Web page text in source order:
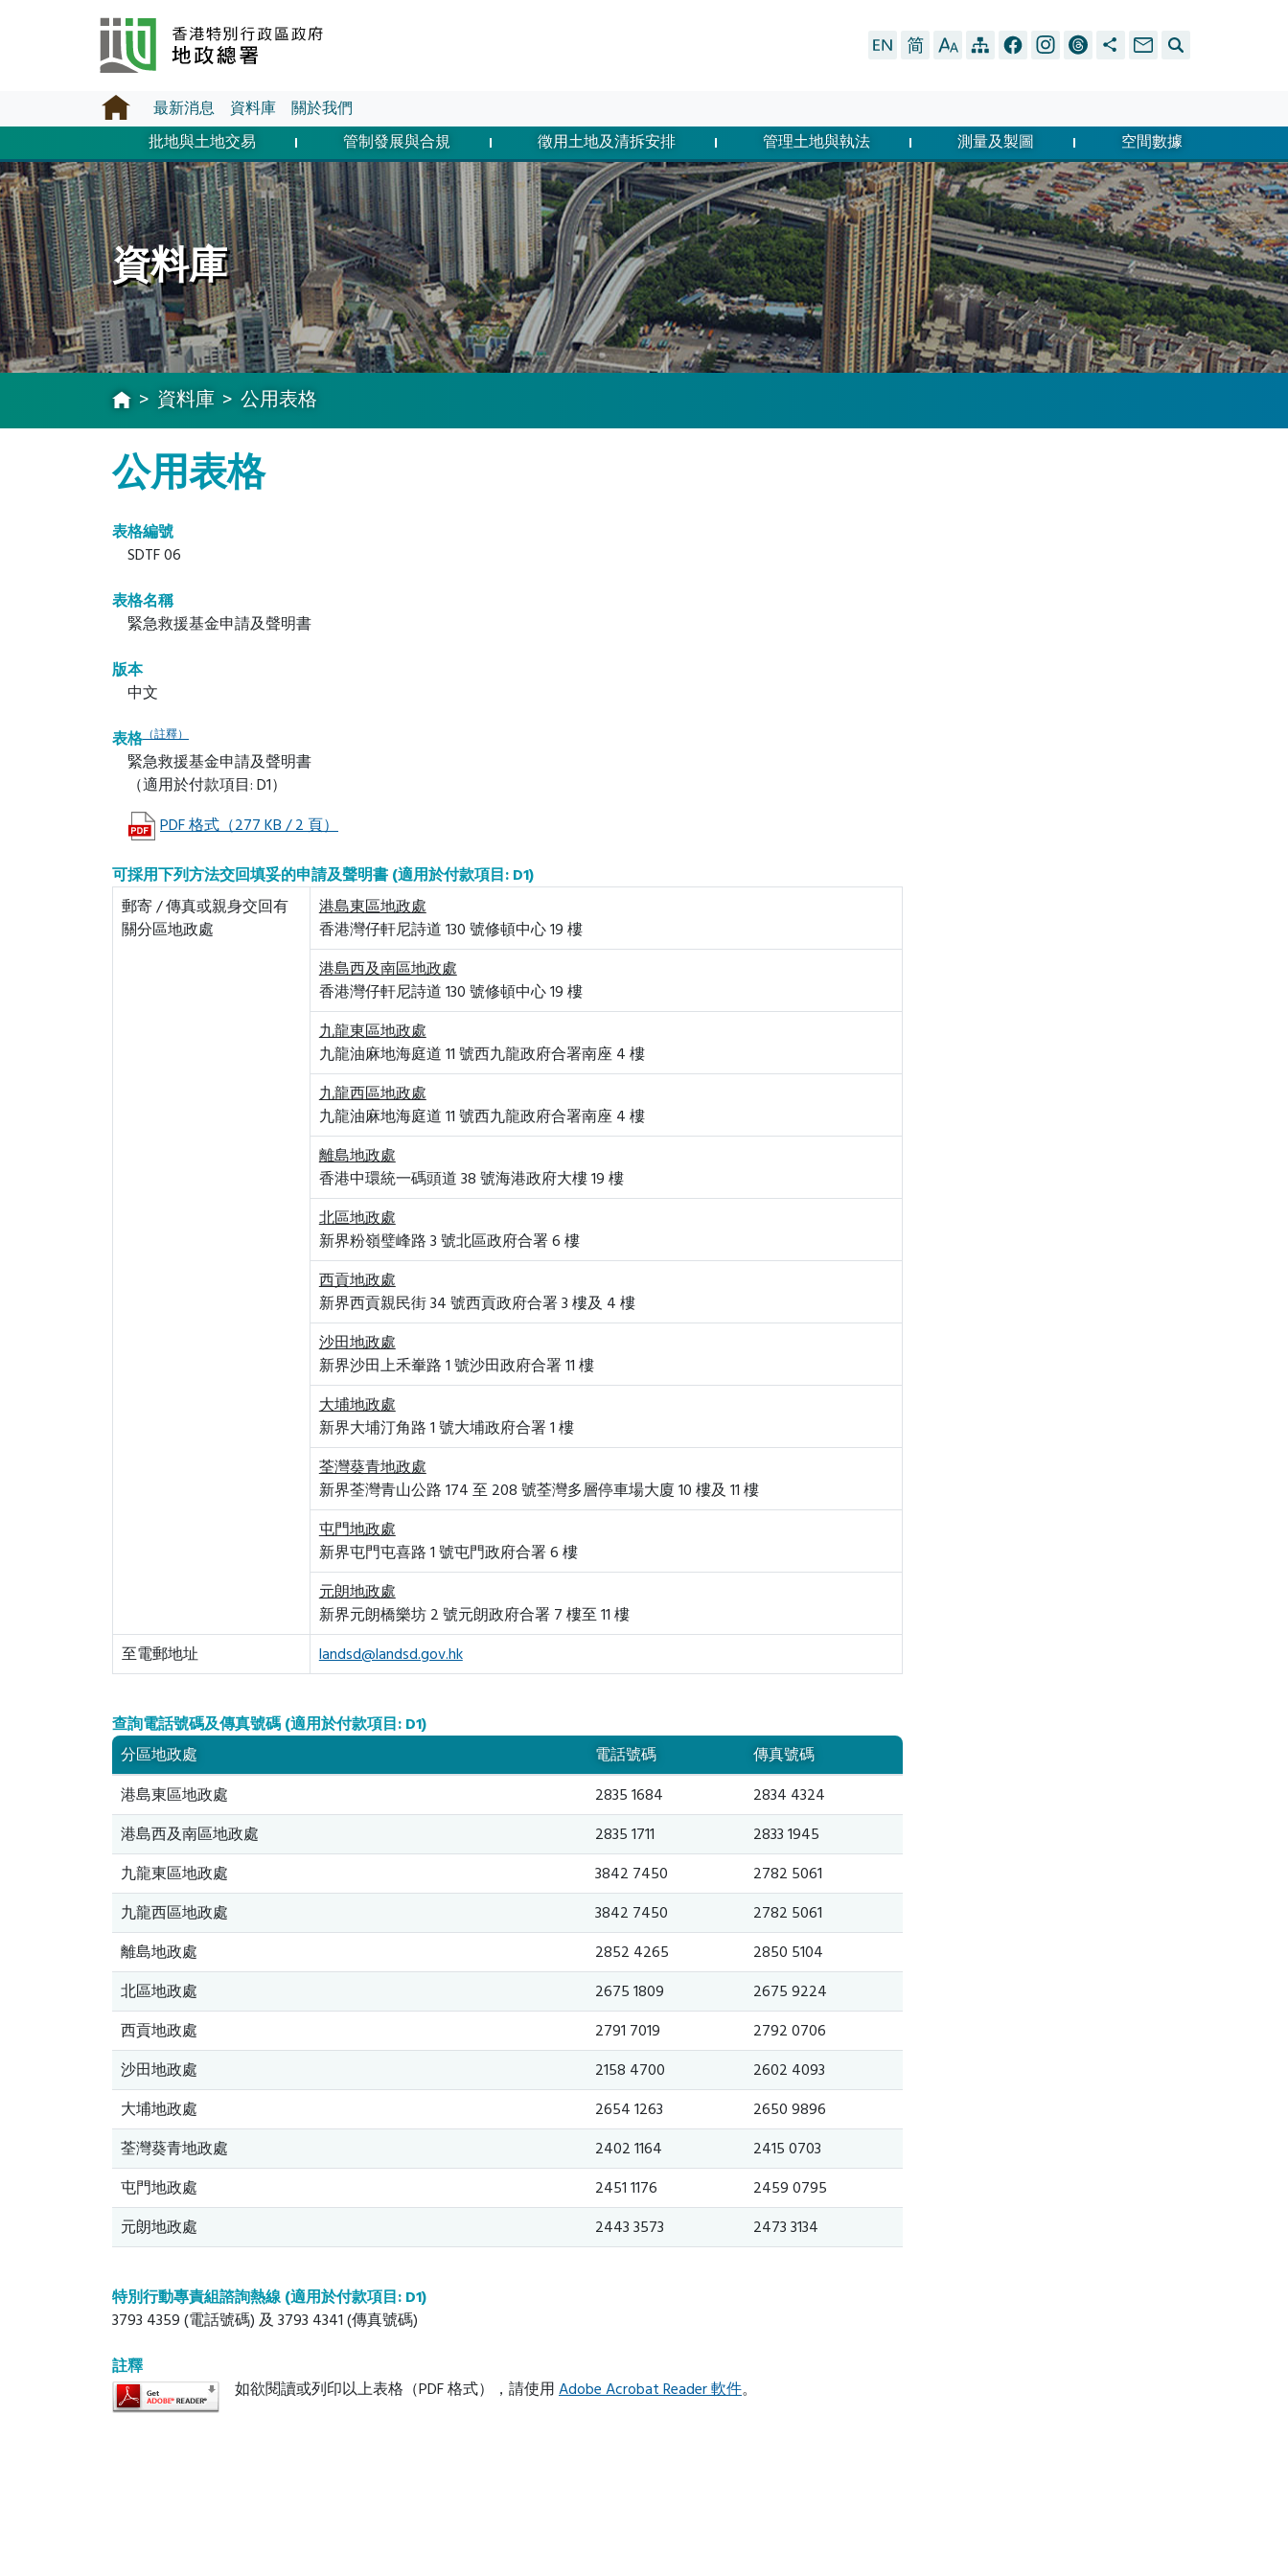
最新消息 資料庫
關於我們
批地與土地交易
管制發展與合規 徵用土地及清拆安排 管理土地與執法 測量及製圖 空間數據
資料庫
資料庫 公用表格
公用表格
表格編號
SDTF 06
表格名稱
緊急救援基金申請及聲明書
版本
中文
表格 （註釋）
緊急救援基金申請及聲明書
（適用於付款項目: D1）
PDF 格式（277 KB / 2 頁）
可採用下列方法交回填妥的申請及聲明書 (適用於付款項目: D1)
郵寄 / 傳真或親身交回有
關分區地政處
港島東區地政處
香港灣仔軒尼詩道 130 號修頓中心 19 樓
港島西及南區地政處
香港灣仔軒尼詩道 130 號修頓中心 19 樓
九龍東區地政處
九龍油麻地海庭道 11 號西九龍政府合署南座 4 樓
九龍西區地政處
九龍油麻地海庭道 11 號西九龍政府合署南座 4 樓
離島地政處
香港中環統一碼頭道 38 號海港政府大樓 19 樓
北區地政處
新界粉嶺璧峰路 3 號北區政府合署 6 樓
西貢地政處
新界西貢親民街 34 號西貢政府合署 3 樓及 4 樓
沙田地政處
新界沙田上禾輋路 1 號沙田政府合署 11 樓
大埔地政處
新界大埔汀角路 1 號大埔政府合署 1 樓
荃灣葵青地政處
新界荃灣青山公路 174 至 208 號荃灣多層停車場大廈 10 樓及 11 樓
屯門地政處
新界屯門屯喜路 1 號屯門政府合署 6 樓
元朗地政處
新界元朗橋樂坊 2 號元朗政府合署 7 樓至 11 樓
至電郵地址
landsd@landsd.gov.hk
查詢電話號碼及傳真號碼 (適用於付款項目: D1)
分區地政處
電話號碼
傳真號碼
港島東區地政處
2835 1684
2834 4324
港島西及南區地政處
2835 1711
2833 1945
九龍東區地政處
3842 7450
2782 5061
九龍西區地政處
3842 7450
2782 5061
離島地政處
2852 4265
2850 5104
北區地政處
2675 1809
2675 9224
西貢地政處
2791 7019
2792 0706
沙田地政處
2158 4700
2602 4093
大埔地政處
2654 1263
2650 9896
荃灣葵青地政處
2402 1164
2415 0703
屯門地政處
2451 1176
2459 0795
元朗地政處
2443 3573 2473 3134
特別行動專責組諮詢熱線 (適用於付款項目: D1)
3793 4359 (電話號碼) 及 3793 4341 (傳真號碼)
註釋
如欲閱讀或列印以上表格（PDF 格式），請使用 Adobe Acrobat Reader 軟件。